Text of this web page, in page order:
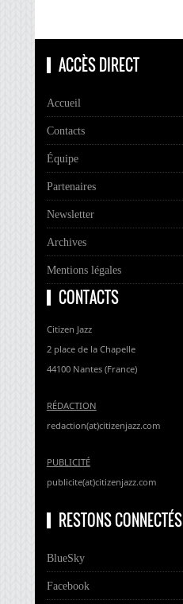
ACCÈS DIRECT
Accueil
Contacts
Équipe
Partenaires
Newsletter
Archives
Mentions légales
CONTACTS
Citizen Jazz
2 place de la Chapelle
44100 Nantes (France)
RÉDACTION
redaction(at)citizenjazz.com
PUBLICITÉ
publicite(at)citizenjazz.com
RESTONS CONNECTÉS
BlueSky
Facebook